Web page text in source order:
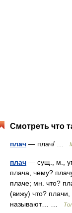
Смотреть что
плач — плач/ …
плач — сущ., м.,
плача, чему?
плаче; мн. что?
(вижу) что?
называют… …